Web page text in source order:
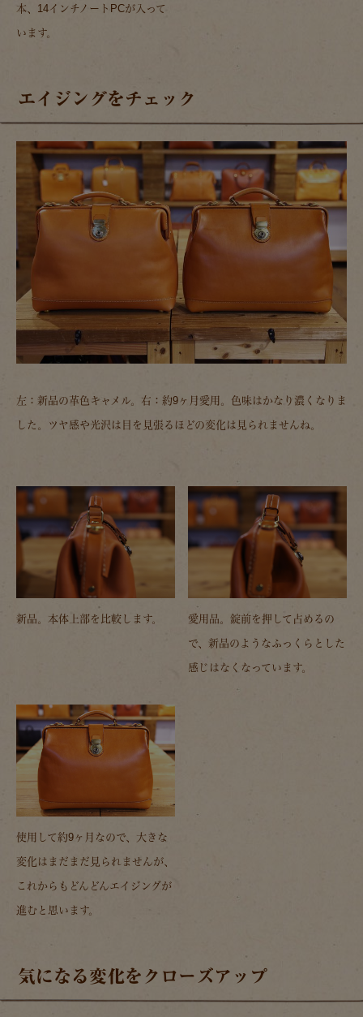
本、14インチノートPCが入って
います。
エイジングをチェック
左：新品の革色キャメル。右：約9ヶ月愛用。色味はかなり濃くなりま
した。ツヤ感や光沢は目を見張るほどの変化は見られませんね。
新品。本体上部を比較します。
愛用品。錠前を押して占めるの
で、新品のようなふっくらとした
感じはなくなっています。
使用して約9ヶ月なので、大きな
変化はまだまだ見られませんが、
これからもどんどんエイジングが
進むと思います。
気になる変化をクローズアップ